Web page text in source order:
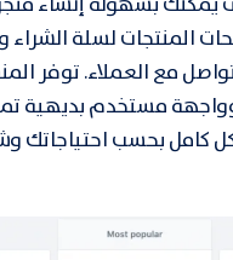
المنتجات لسلة الشراء
مع العملاء. توفر
مستخدم بديهية
كامل بحسب احتياجاتك